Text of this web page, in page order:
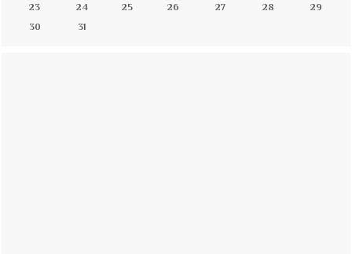
23
24 25 26 27 28
29
30
31